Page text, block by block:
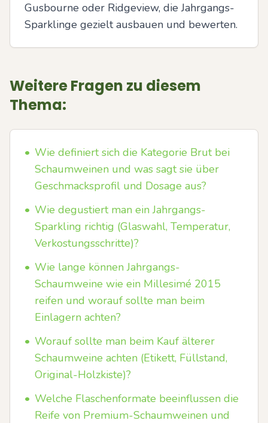
Gusbourne oder Ridgeview, die Jahrgangs-
Sparklinge gezielt ausbauen und bewerten.
Weitere Fragen zu diesem
Thema:
• Wie definiert sich die Kategorie Brut bei
Schaumweinen und was sagt sie über
Geschmacksprofil und Dosage aus?
• Wie degustiert man ein Jahrgangs-
Sparkling richtig (Glaswahl, Temperatur,
Verkostungsschritte)?
• Wie lange können Jahrgangs-
Schaumweine wie ein Millesimé 2015
reifen und worauf sollte man beim
Einlagern achten?
• Worauf sollte man beim Kauf älterer
Schaumweine achten (Etikett, Füllstand,
Original-Holzkiste)?
• Welche Flaschenformate beeinflussen die
Reife von Premium-Schaumweinen und